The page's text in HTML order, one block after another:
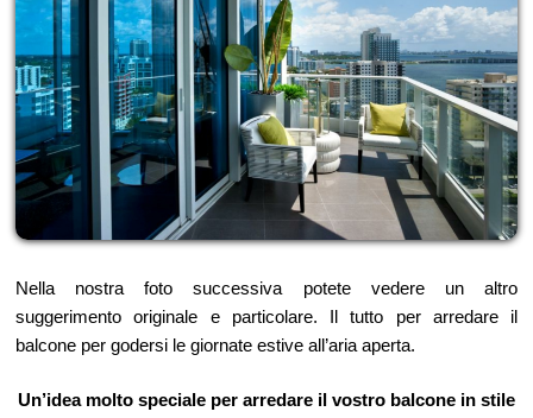
Nella nostra foto successiva potete vedere un altro
suggerimento originale e particolare. Il tutto per arredare il
balcone per godersi le giornate estive all’aria aperta.
Un’idea molto speciale per arredare il vostro balcone in stile